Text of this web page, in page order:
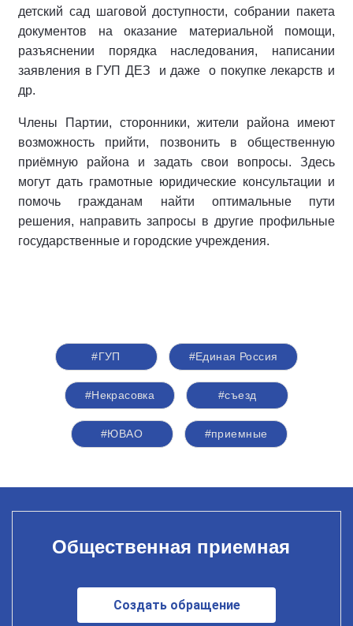
детский сад шаговой доступности, собрании пакета
документов на оказание материальной помощи,
разъяснении порядка наследования, написании
заявления в ГУП ДЕЗ и даже о покупке лекарств и
др.
Члены Партии, сторонники, жители района имеют
возможность прийти, позвонить в общественную
приёмную района и задать свои вопросы. Здесь
могут дать грамотные юридические консультации и
помочь гражданам найти оптимальные пути
решения, направить запросы в другие профильные
государственные и городские учреждения.
#ГУП #Единая Россия
#Некрасовка #съезд
#ЮВАО #приемные
Общественная приемная
Создать обращение